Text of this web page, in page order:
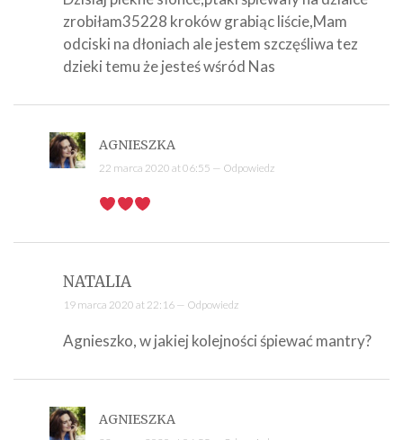
zrobiłam35228 kroków grabiąc liście,Mam
odciski na dłoniach ale jestem szczęśliwa tez
dzieki temu że jesteś wśród Nas
AGNIESZKA
22 marca 2020 at 06:55 — Odpowiedz
NATALIA
19 marca 2020 at 22:16 — Odpowiedz
Agnieszko, w jakiej kolejności śpiewać mantry?
AGNIESZKA